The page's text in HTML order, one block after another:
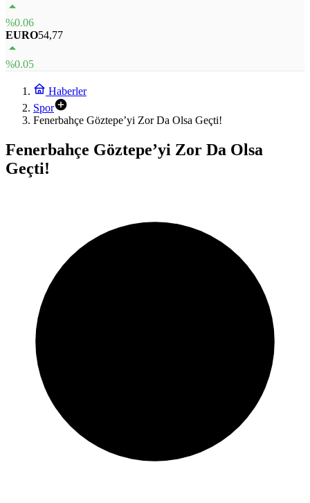
%0.06
EURO54,77
%0.05
Haberler
Spor
Fenerbahçe Göztepe’yi Zor Da Olsa Geçti!
Fenerbahçe Göztepe’yi Zor Da Olsa
Geçti!